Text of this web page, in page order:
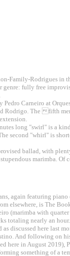
Family-Rodrigues in
genre: fully free
Carneiro at
Rodrigo. The fifth
long "swirl" is a
second "whirl" is
ballad, with
marimba. Of
again featuring
elsewhere, is The
(marimba with
totaling nearly an
as discussed here last
And following on
here in August 2019),
something of a